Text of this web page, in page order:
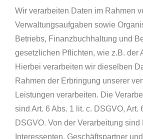
Wir verarbeiten Daten im Rahmen
Verwaltungsaufgaben sowie
Betriebs, Finanzbuchhaltung und
gesetzlichen Pflichten, wie z.B. der
Hierbei verarbeiten wir dieselben
Rahmen der Erbringung unserer
Leistungen verarbeiten. Die
sind Art. 6 Abs. 1 lit. c. DSGVO, Art.
DSGVO. Von der Verarbeitung sind
Interessenten, Geschäftspartner